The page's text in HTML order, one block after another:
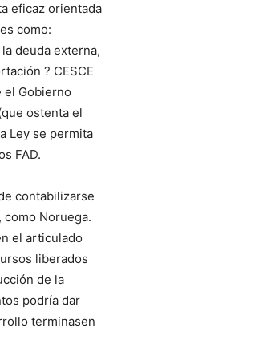
eficaz orientada
como:
deuda externa,
? CESCE
el Gobierno
ostenta el
Ley se permita
FAD.
contabilizarse
Noruega.
el articulado
liberados
de la
podría dar
terminasen